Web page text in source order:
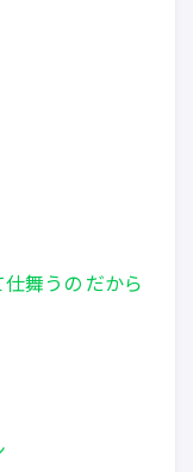
舞うの だから